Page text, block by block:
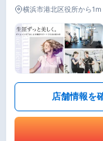
横浜市港北区役所から1m
店舗情報を